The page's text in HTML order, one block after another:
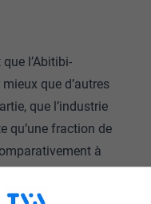
l’Abitibi-
que d’autres
que l’industrie
qu’une fraction de
à
nos voisins du Sud